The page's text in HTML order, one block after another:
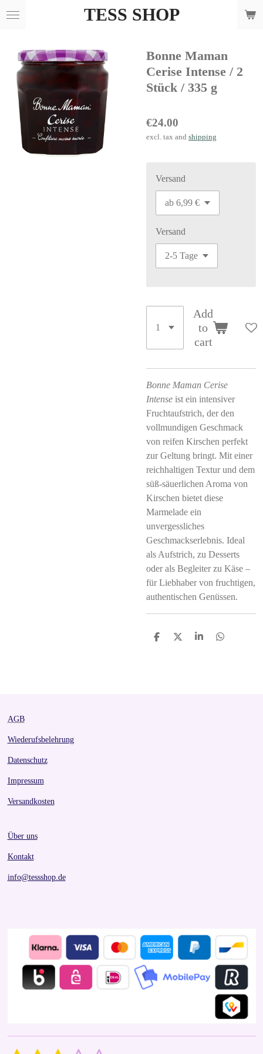
Skip
content
TESS SHOP
Bonne Maman
Cerise Intense / 2
Stück / 335 g
€24.00
excl. tax and shipping
Versand
Versand
Add
to
cart
Bonne Maman Cerise
Intense ist ein intensiver
Fruchtaufstrich, der den
vollmundigen Geschmack
von reifen Kirschen perfekt
zur Geltung bringt. Mit einer
reichhaltigen Textur und dem
süß-säuerlichen Aroma von
Kirschen bietet diese
Marmelade ein
unvergessliches
Geschmackserlebnis. Ideal
als Aufstrich, zu Desserts
oder als Begleiter zu Käse –
für Liebhaber von fruchtigen,
authentischen Genüssen.
S
S
S
S
AGB
Wiederufsbelehrung
Datenschutz
Impressum
Versandkosten
Über uns
Kontakt
info@tessshop.de